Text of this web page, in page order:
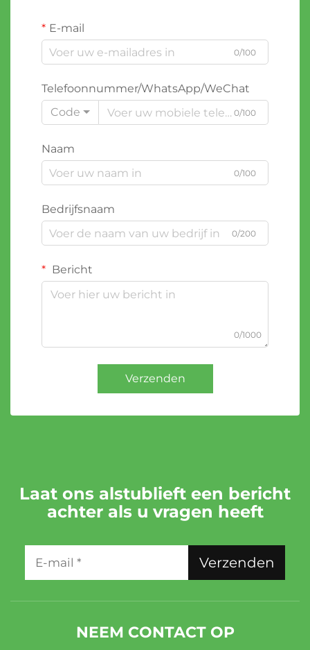
E-mail
0/100
Telefoonnummer/WhatsApp/WeChat
Code
0/100
Naam
0/100
Bedrijfsnaam
0/200
Bericht
0/1000
Verzenden
Laat ons alstublieft een bericht
achter als u vragen heeft
Verzenden
NEEM CONTACT OP